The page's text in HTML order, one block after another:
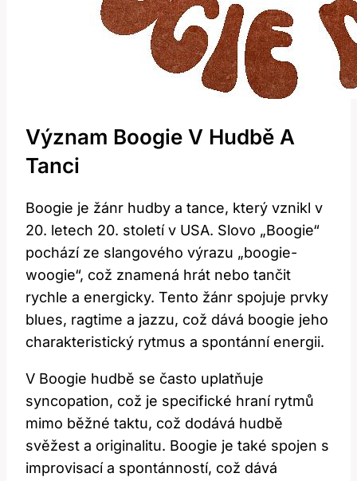
Význam Boogie V Hudbě A
Tanci
Boogie je žánr hudby a tance, který vznikl v
20. letech 20. století v USA. Slovo „Boogie“
pochází ze slangového výrazu „boogie-
woogie“, což znamená hrát nebo tančit
rychle a energicky. Tento žánr spojuje prvky
blues, ragtime a jazzu, což dává boogie jeho
charakteristický rytmus a spontánní energii.
V Boogie hudbě se často uplatňuje
syncopation, což je specifické hraní rytmů
mimo běžné taktu, což dodává hudbě
svěžest a originalitu. Boogie je také spojen s
improvisací a spontánností, což dává